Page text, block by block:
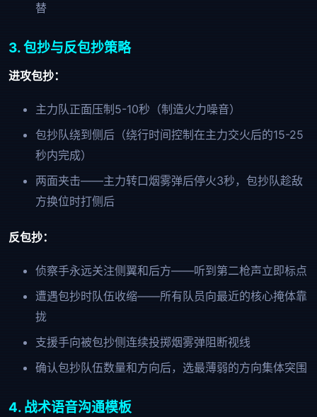
替
3. 包抄与反包抄策略
进攻包抄：
主力队正面压制5-10秒（制造火力噪音）
包抄队绕到侧后（绕行时间控制在主力交火后的15-25
秒内完成）
两面夹击——主力转口烟雾弹后停火3秒，包抄队趁敌
方换位时打侧后
反包抄：
侦察手永远关注侧翼和后方——听到第二枪声立即标点
遭遇包抄时队伍收缩——所有队员向最近的核心掩体靠
拢
支援手向被包抄侧连续投掷烟雾弹阻断视线
确认包抄队伍数量和方向后，选最薄弱的方向集体突围
4. 战术语音沟通模板